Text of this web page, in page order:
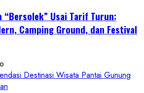
“Bersolek” Usai Tarif Turun:
Camping Ground, dan Festival
Destinasi Wisata Pantai Gunung